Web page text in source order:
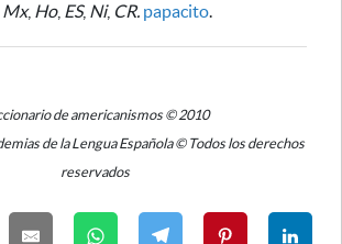
Mx, Ho, ES, Ni, CR. papacito.
de americanismos © 2010
de la Lengua Española © Todos los derechos
reservados